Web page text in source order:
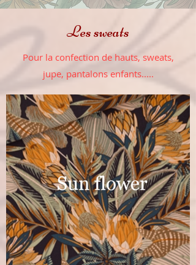
Les sweats
Pour la confection de hauts, sweats,
jupe, pantalons enfants.....